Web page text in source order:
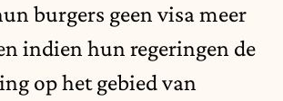
burgers geen visa meer
indien hun regeringen de
op het gebied van